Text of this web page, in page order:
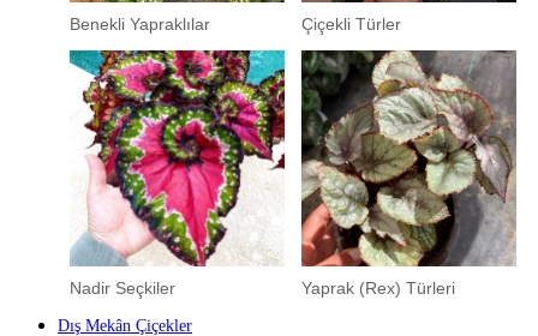
Benekli Yapraklılar Çiçekli Türler
Nadir Seçkiler Yaprak (Rex) Türleri
Dış Mekân Çiçekler